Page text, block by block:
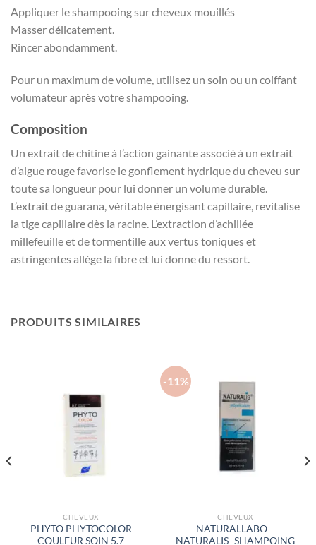
Appliquer le shampooing sur cheveux mouillés
Masser délicatement.
Rincer abondamment.
Pour un maximum de volume, utilisez un soin ou un coiffant
volumateur après votre shampooing.
Composition
Un extrait de chitine à l’action gainante associé à un extrait
d’algue rouge favorise le gonflement hydrique du cheveu sur
toute sa longueur pour lui donner un volume durable.
L’extrait de guarana, véritable énergisant capillaire, revitalise
la tige capillaire dès la racine. L’extraction d’achillée
millefeuille et de tormentille aux vertus toniques et
astringentes allège la fibre et lui donne du ressort.
PRODUITS SIMILAIRES
CHEVEUX
PHYTO PHYTOCOLOR
COULEUR SOIN 5.7
-11%
CHEVEUX
NATURALLABO –
NATURALIS -SHAMPOING